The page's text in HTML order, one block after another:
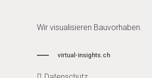
Wir visualisieren Bauvorhaben.
virtual-insights.ch